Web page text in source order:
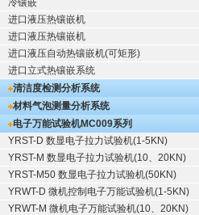
冷镶嵌
进口液压热镶嵌机
进口液压热镶嵌机
进口液压自动热镶嵌机(可矩形)
进口立式热镶嵌系统
清洁度检测分析系统
材料气泡测量分析系统
电子万能试验机MC009系列
YRST-D 数显电子拉力试验机(1-5KN)
YRST-M 数显电子拉力试验机(10、20KN)
YRST-M50 数显电子拉力试验机(50KN)
YRWT-D 微机控制电子万能试验机(1-5KN)
YRWT-M 微机电子万能试验机(10、20KN)